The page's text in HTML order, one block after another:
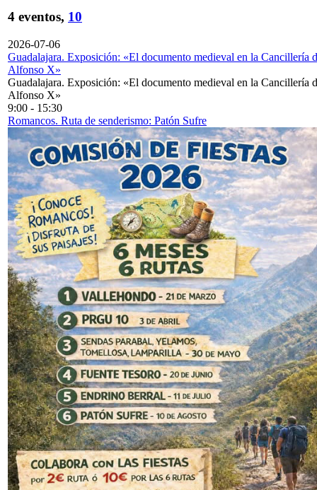
4 eventos, 10
2026-07-06
Guadalajara. Exposición: «El documento medieval en la Cancillería
Alfonso X»
Guadalajara. Exposición: «El documento medieval en la Cancillería
Alfonso X»
9:00 - 15:30
Romancos. Ruta de senderismo: Patón Sufre